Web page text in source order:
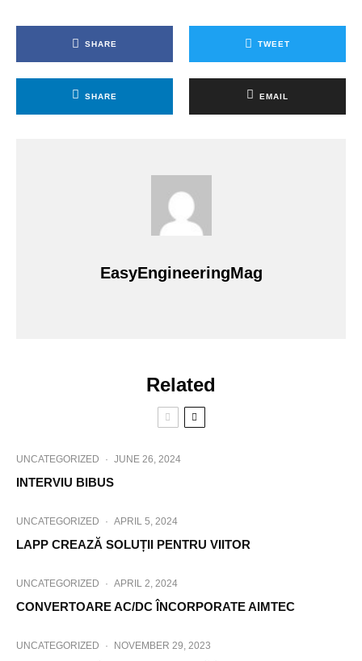
SHARE TWEET
SHARE EMAIL
EasyEngineeringMag
Related
UNCATEGORIZED · JUNE 26, 2024
INTERVIU BIBUS
UNCATEGORIZED · APRIL 5, 2024
LAPP CREAZĂ SOLUȚII PENTRU VIITOR
UNCATEGORIZED · APRIL 2, 2024
CONVERTOARE AC/DC ÎNCORPORATE AIMTEC
UNCATEGORIZED · NOVEMBER 29, 2023